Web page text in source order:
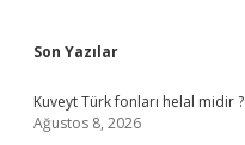
Sidebar
Son Yazılar
Kuveyt Türk fonları helal midir ?
Ağustos 8, 2026